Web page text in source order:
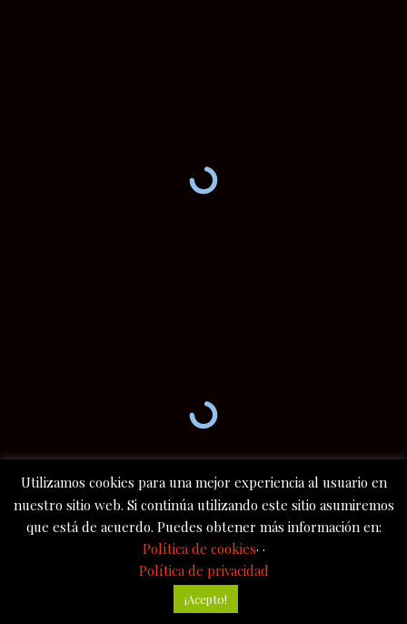
Utilizamos cookies para una mejor experiencia al usuario en
nuestro sitio web. Si continúa utilizando este sitio asumiremos
que está de acuerdo. Puedes obtener más información en:
Política de cookies· ·
Política de privacidad
¡Acepto!